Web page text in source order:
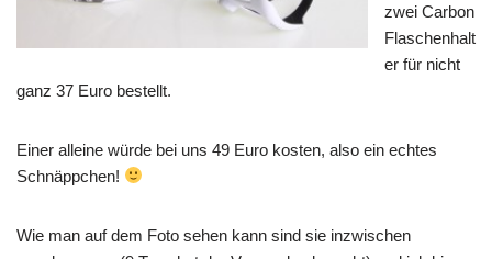
zwei Carbon
Flaschenhalt
er für nicht
ganz 37 Euro bestellt.
Einer alleine würde bei uns 49 Euro kosten, also ein echtes
Schnäppchen!
Wie man auf dem Foto sehen kann sind sie inzwischen